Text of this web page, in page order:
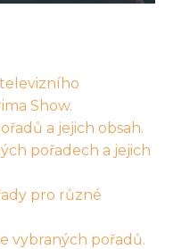
Show.
a jejich obsah.
pořadech a jejich
pro různé
vybraných pořadů.